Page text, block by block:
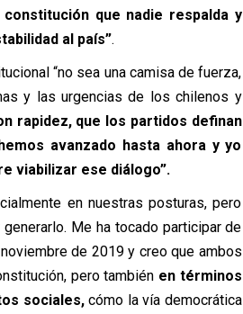
que nadie respalda y
al país”.
“no sea una camisa de fuerza,
y las urgencias de los chilenos y
rapidez, que los partidos definan
avanzado hasta ahora y yo
viabilizar ese diálogo”.
en nuestras posturas, pero
Me ha tocado participar de
de 2019 y creo que ambos
pero también en términos
sociales,cómo la vía democrática